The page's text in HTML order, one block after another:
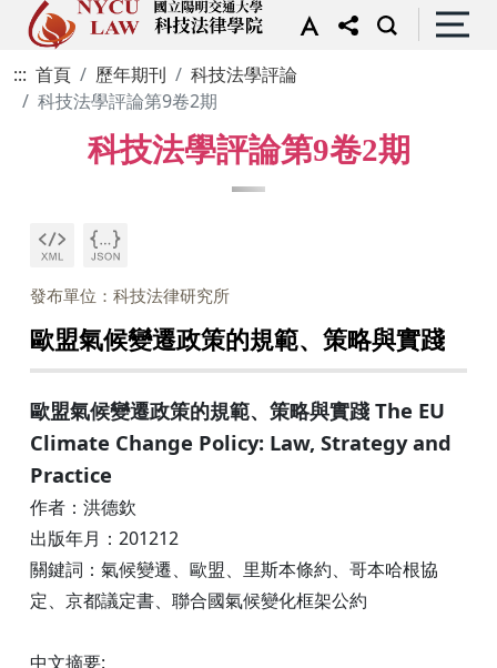
::: 首頁 歷年期刊
科技法學評論
科技法學評論第9卷2期
科技法學評論第9卷2期
發布單位：科技法律研究所
歐盟氣候變遷政策的規範、策略與實踐
歐盟氣候變遷政策的規範、策略與實踐 The EU
Climate Change Policy: Law, Strategy and
Practice
作者：洪德欽
出版年月：201212
關鍵詞：氣候變遷、歐盟、里斯本條約、哥本哈根協
定、京都議定書、聯合國氣候變化框架公約
中文摘要: